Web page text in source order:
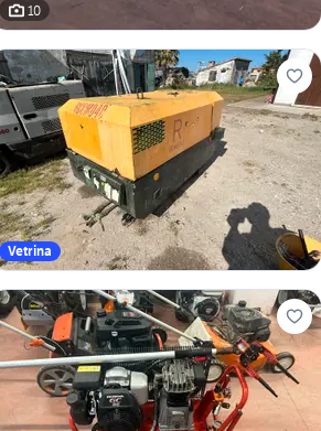
10
Vetrina